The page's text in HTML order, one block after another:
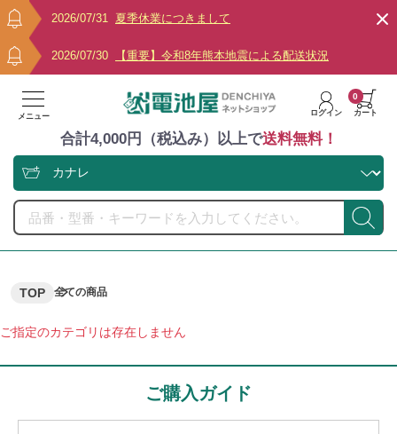
2026/07/31 夏季休業につきまして
2026/07/30 【重要】令和8年熊本地震による配送状況
メニュー ログイン カート
0
合計4,000円（税込み）以上で送料無料！
TOP 全ての商品
ご指定のカテゴリは存在しません
ご購入ガイド